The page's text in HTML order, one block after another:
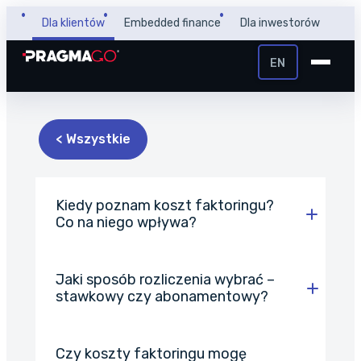
Dla klientów Embedded finance Dla inwestorów
Pożyczka dla firm
PragmaPay
Wiedza
Poradnik
O firmie
EN
Strefa Klienta i Płatnika
< Wszystkie
Kiedy poznam koszt faktoringu?
Co na niego wpływa?
Jaki sposób rozliczenia wybrać –
stawkowy czy abonamentowy?
Czy koszty faktoringu mogę